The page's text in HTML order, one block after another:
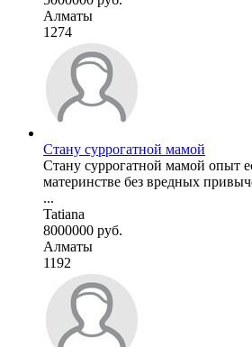
Алматы
1274
Стану суррогатной мамой
Стану суррогатной мамой опыт
материнстве без вредных
...
Tatiana
8000000 руб.
Алматы
1192